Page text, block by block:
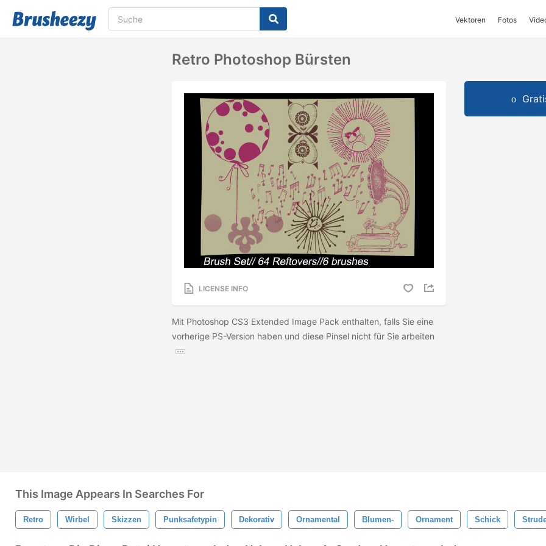
Vektoren Fotos
Retro Photoshop Bürsten
LICENSE INFO
Mit Photoshop CS3 Extended Image Pack enthalten, falls Sie eine
vorherige PS-Version haben und diese Pinsel nicht für Sie arbeiten
This Image Appears In Searches For
Retro Wirbel Skizzen Punksafetypin Dekorativ Ornamental Blumen- Ornament Schick